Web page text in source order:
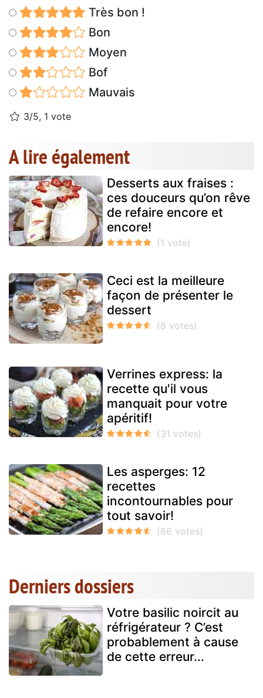
Très bon !
Bon
Moyen
Bof
Mauvais
3/5, 1 vote
A lire également
Desserts aux fraises :
ces douceurs qu’on rêve
de refaire encore et
encore!
Ceci est la meilleure
façon de présenter le
dessert
Verrines express: la
recette qu'il vous
manquait pour votre
apéritif!
Les asperges: 12
recettes
incontournables pour
tout savoir!
Derniers dossiers
Votre basilic noircit au
réfrigérateur ? C’est
probablement à cause
de cette erreur...